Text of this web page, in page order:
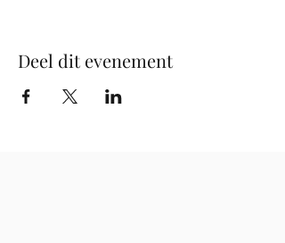
Deel dit evenement